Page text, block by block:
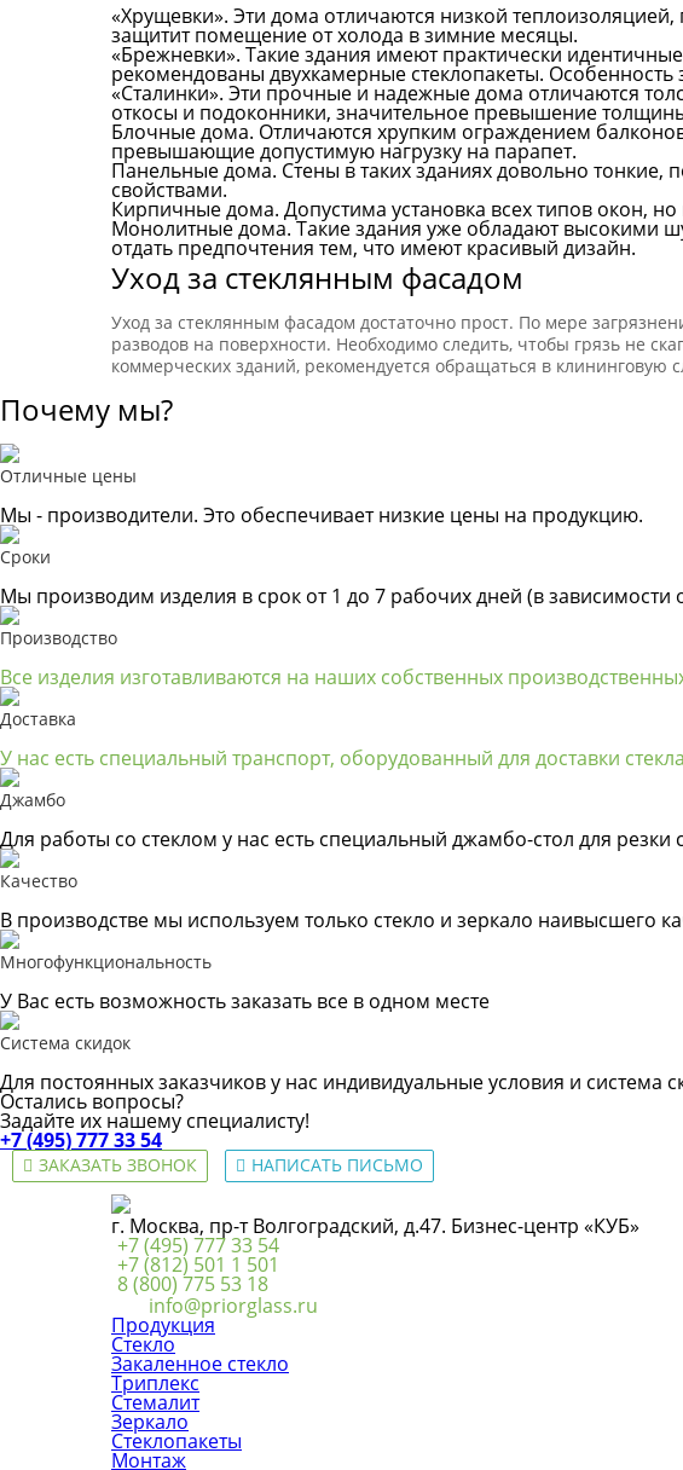
«Хрущевки». Эти дома отличаются низкой
защитит помещение от холода в зимние месяцы.
«Брежневки». Такие здания имеют практически
рекомендованы двухкамерные стеклопакеты.
«Сталинки». Эти прочные и надежные дома отличаются
откосы и подоконники, значительное превышение
Блочные дома. Отличаются хрупким ограждением
превышающие допустимую нагрузку на парапет.
Панельные дома. Стены в таких зданиях довольно тонкие,
свойствами.
Кирпичные дома. Допустима установка всех типов окон,
Монолитные дома. Такие здания уже обладают высокими
отдать предпочтения тем, что имеют красивый дизайн.
Уход за стеклянным фасадом
Уход за стеклянным фасадом достаточно прост. По мере
разводов на поверхности. Необходимо следить, чтобы грязь не
коммерческих зданий, рекомендуется обращаться в клининговую
Почему мы?
Отличные цены
Мы - производители. Это обеспечивает низкие цены на продукцию.
Сроки
Мы производим изделия в срок от 1 до 7 рабочих дней (в зависимости
Производство
Все изделия изготавливаются на наших собственных
Доставка
У нас есть специальный транспорт, оборудованный для доставки
Джамбо
Для работы со стеклом у нас есть специальный джамбо-стол для резки
Качество
В производстве мы используем только стекло и зеркало наивысшего
Многофункциональность
У Вас есть возможность заказать все в одном месте
Система скидок
Для постоянных заказчиков у нас индивидуальные условия и система
Остались вопросы?
Задайте их нашему специалисту!
+7 (495) 777 33 54
ЗАКАЗАТЬ ЗВОНОК НАПИСАТЬ ПИСЬМО
г. Москва, пр-т Волгоградский, д.47. Бизнес-центр «КУБ»
+7 (495) 777 33 54
+7 (812) 501 1 501
8 (800) 775 53 18
info@priorglass.ru
Продукция
Стекло
Закаленное стекло
Триплекс
Стемалит
Зеркало
Стеклопакеты
Монтаж